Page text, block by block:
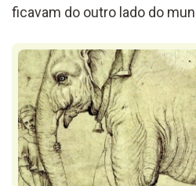
ficavam do outro lado do